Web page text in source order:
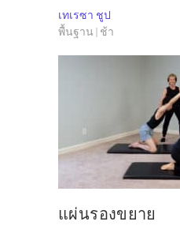
เทเรซา ชูป
พื้นฐาน | ช้า
แผ่นรองขยาย